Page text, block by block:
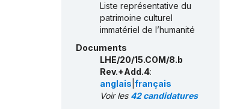
Liste représentative du
patrimoine culturel
immatériel de l’humanité
Documents
LHE/20/15.COM/8.b
Rev.+Add.4:
anglais français
Voir les 42 candidatures